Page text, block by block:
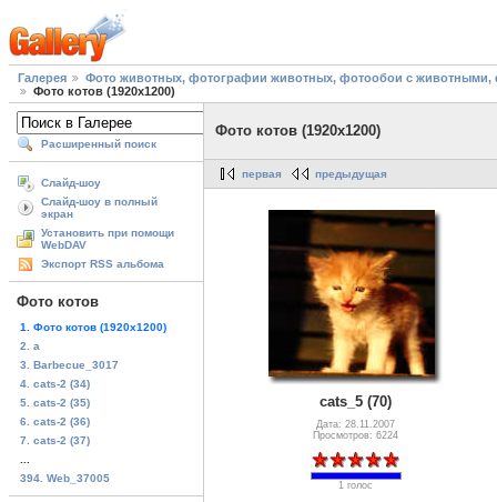
Галерея
Фото животных, фотографии животных, фотообои с
Фото котов (1920х1200)
Расширенный поиск
Слайд-шоу
Слайд-шоу в полный
экран
Установить при помощи
WebDAV
Экспорт RSS альбома
Фото котов
1. Фото котов (1920х1200)
2. a
3. Barbecue_3017
4. cats-2 (34)
5. cats-2 (35)
6. cats-2 (36)
7. cats-2 (37)
394. Web_37005
Фото котов (1920х1200)
первая предыдущая
cats_5 (70)
Дата: 28.11.2007
Просмотров: 6224
1 голос